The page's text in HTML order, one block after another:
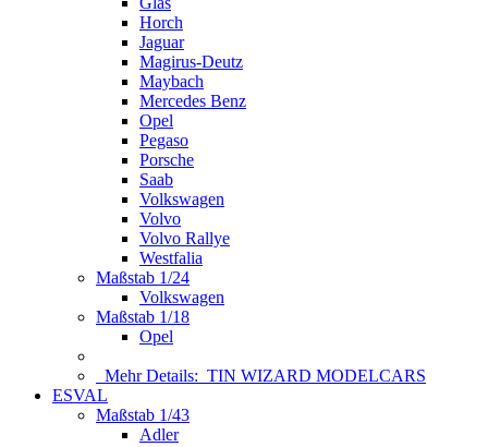
Horch
Jaguar
Magirus-Deutz
Maybach
Mercedes Benz
Opel
Pegaso
Porsche
Saab
Volkswagen
Volvo
Volvo Rallye
Westfalia
Maßstab 1/24
Volkswagen
Maßstab 1/18
Opel
Mehr Details: TIN WIZARD MODELCARS
ESVAL
Maßstab 1/43
Adler